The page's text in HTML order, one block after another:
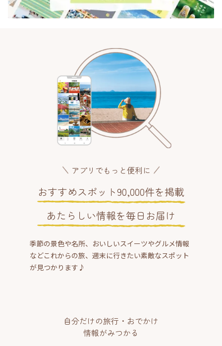
アプリでもっと便利に
おすすめスポット90,000件を掲載
あたらしい情報を毎日お届け
季節の景色や名所、おいしいスイーツやグルメ情報
などこれからの旅、週末に行きたい素敵なスポット
が見つかります♪
自分だけの旅行・おでかけ
情報がみつかる